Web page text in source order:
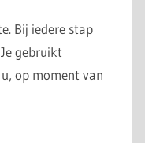
Bij iedere stap
gebruikt
op moment van